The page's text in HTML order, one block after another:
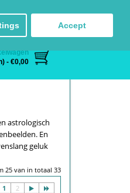
Accept
- €0,00
astrologisch
En
geluk
25 van in totaal 33
1 2